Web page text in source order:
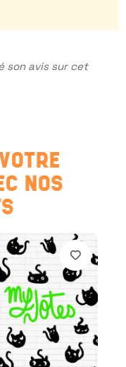
son avis sur cet
NOS